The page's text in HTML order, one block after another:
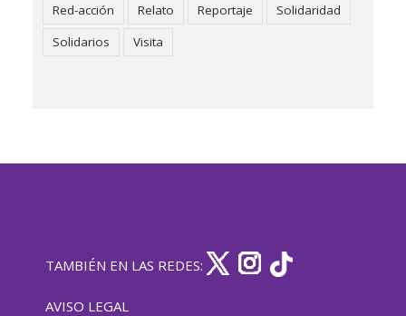
Red-acción
Relato Reportaje
Solidaridad
Solidarios
Visita
TAMBIÉN EN LAS REDES:
AVISO LEGAL